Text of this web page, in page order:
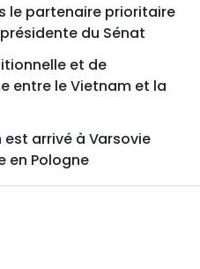
le partenaire prioritaire
du Sénat
et de
entre le Vietnam et la
est arrivé à Varsovie
en Pologne